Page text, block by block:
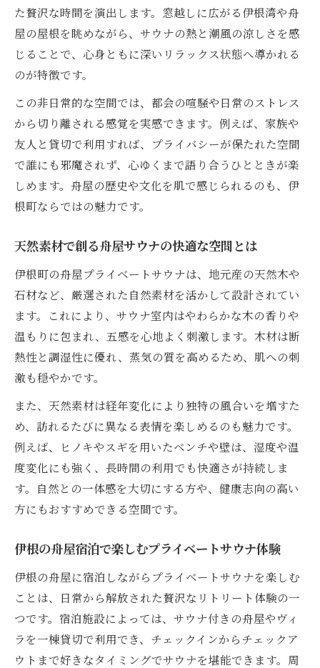
た贅沢な時間を演出します。窓越しに広がる伊根湾や舟
屋の屋根を眺めながら、サウナの熱と潮風の涼しさを感
じることで、心身ともに深いリラックス状態へ導かれる
のが特徴です。
この非日常的な空間では、都会の喧騒や日常のストレス
から切り離される感覚を実感できます。例えば、家族や
友人と貸切で利用すれば、プライバシーが保たれた空間
で誰にも邪魔されず、心ゆくまで語り合うひとときが楽
しめます。舟屋の歴史や文化を肌で感じられるのも、伊
根町ならではの魅力です。
天然素材で創る舟屋サウナの快適な空間とは
伊根町の舟屋プライベートサウナは、地元産の天然木や
石材など、厳選された自然素材を活かして設計されてい
ます。これにより、サウナ室内はやわらかな木の香りや
温もりに包まれ、五感を心地よく刺激します。木材は断
熱性と調湿性に優れ、蒸気の質を高めるため、肌への刺
激も穏やかです。
また、天然素材は経年変化により独特の風合いを増すた
め、訪れるたびに異なる表情を楽しめるのも魅力です。
例えば、ヒノキやスギを用いたベンチや壁は、湿度や温
度変化にも強く、長時間の利用でも快適さが持続しま
す。自然との一体感を大切にする方や、健康志向の高い
方にもおすすめできる空間です。
伊根の舟屋宿泊で楽しむプライベートサウナ体験
伊根の舟屋に宿泊しながらプライベートサウナを楽しむ
ことは、日常から解放された贅沢なリトリート体験の一
つです。宿泊施設によっては、サウナ付きの舟屋やヴィ
ラを一棟貸切で利用でき、チェックインからチェックア
ウトまで好きなタイミングでサウナを堪能できます。周